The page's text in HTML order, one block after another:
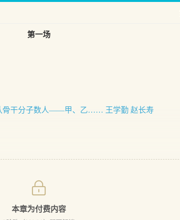
第一场
骨干分子数人——甲、乙…… 王学勤 赵长寿
本章为付费内容